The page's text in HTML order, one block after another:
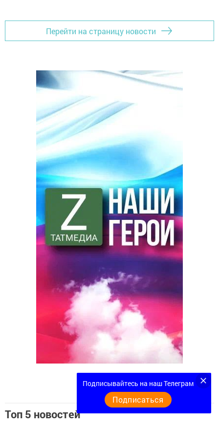
Перейти на страницу новости
Топ 5 новостей
Подписывайтесь на наш Телеграм
Подписаться